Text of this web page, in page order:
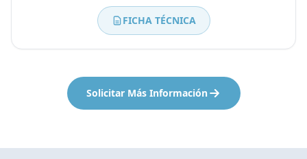
FICHA TÉCNICA
Solicitar Más Información